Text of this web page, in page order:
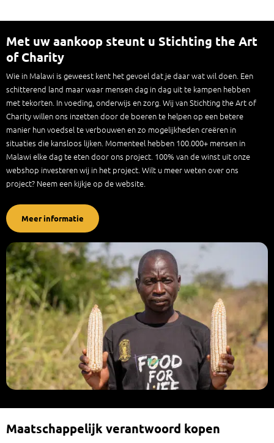
Met uw aankoop steunt u Stichting the Art
of Charity
Wie in Malawi is geweest kent het gevoel dat je daar wat wil doen. Een
schitterend land maar waar mensen dag in dag uit te kampen hebben
met tekorten. In voeding, onderwijs en zorg. Wij van Stichting the Art of
Charity willen ons inzetten door de boeren te helpen op een betere
manier hun voedsel te verbouwen en zo mogelijkheden creëren in
situaties die kansloos lijken. Momenteel hebben 100.000+ mensen in
Malawi elke dag te eten door ons project. 100% van de winst uit onze
webshop investeren wij in het project. Wilt u meer weten over ons
project? Neem een kijkje op de website.
Meer informatie
Maatschappelijk verantwoord kopen